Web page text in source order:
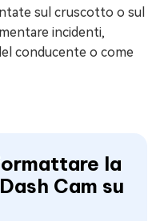
sul cruscotto o sul
incidenti,
conducente o come
la
Cam su